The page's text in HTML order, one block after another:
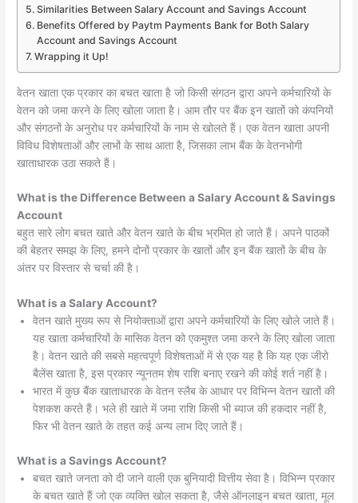
Similarities Between Salary Account and Savings Account
Benefits Offered by Paytm Payments Bank for Both Salary
Account and Savings Account
Wrapping it Up!
वेतन खाता एक प्रकार का बचत खाता है जो किसी संगठन द्वारा अपने कर्मचारियों के
वेतन को जमा करने के लिए खोला जाता है। आम तौर पर बैंक इन खातों को कंपनियों
और संगठनों के अनुरोध पर कर्मचारियों के नाम से खोलते हैं। एक वेतन खाता अपनी
विविध विशेषताओं और लाभों के साथ आता है, जिसका लाभ बैंक के वेतनभोगी
खाताधारक उठा सकते हैं।
What is the Difference Between a Salary Account & Savings
Account
बहुत सारे लोग बचत खाते और वेतन खाते के बीच भ्रमित हो जाते हैं। अपने पाठकों
की बेहतर समझ के लिए, हमने दोनों प्रकार के खातों और इन बैंक खातों के बीच के
अंतर पर विस्तार से चर्चा की है।
What is a Salary Account?
वेतन खाते मुख्य रूप से नियोक्ताओं द्वारा अपने कर्मचारियों के लिए खोले जाते हैं।
यह खाता कर्मचारियों के मासिक वेतन को एकमुश्त जमा करने के लिए खोला जाता
है। वेतन खाते की सबसे महत्वपूर्ण विशेषताओं में से एक यह है कि यह एक जीरो
बैलेंस खाता है, इस प्रकार न्यूनतम शेष राशि बनाए रखने की कोई शर्त नहीं है।
भारत में कुछ बैंक खाताधारक के वेतन स्लैब के आधार पर विभिन्न वेतन खातों की
पेशकश करते हैं। भले ही खाते में जमा राशि किसी भी ब्याज की हकदार नहीं है,
फिर भी वेतन खाते के तहत कई अन्य लाभ दिए जाते हैं।
What is a Savings Account?
बचत खाते जनता को दी जाने वाली एक बुनियादी वित्तीय सेवा है। विभिन्न प्रकार
के बचत खाते हैं जो एक व्यक्ति खोल सकता है, जैसे ऑनलाइन बचत खाता, मूल